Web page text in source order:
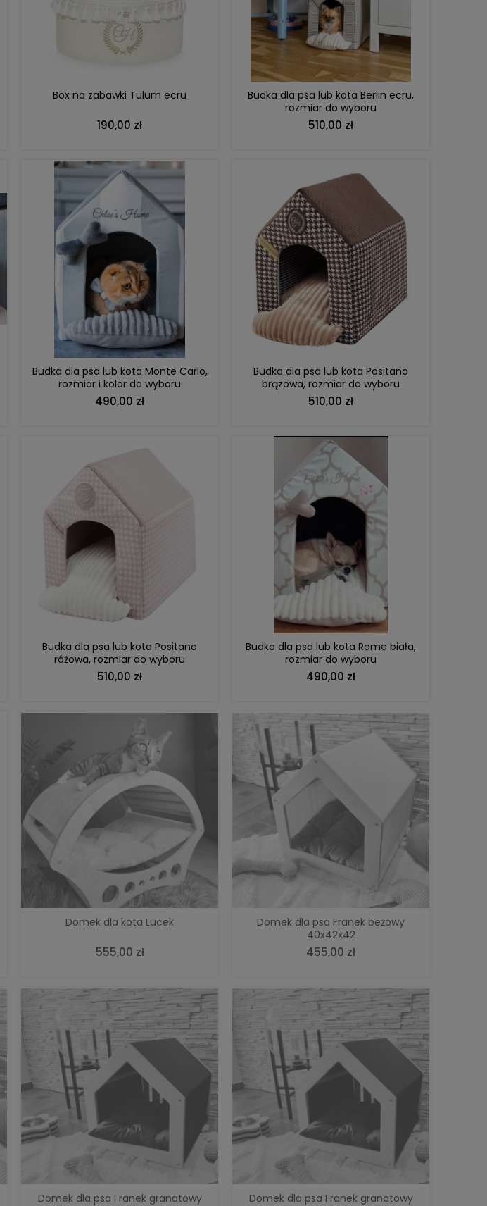
Zestaw prezentowy dla bliźniaczek –
309,00 zł
Cena regularna: 329,00 zł
Lalka Metoo personalizowana Jelonek
niebieski
121,00 zł
Cena regularna: 139,99 zł
Najniższa cena: 120,00 zł
Box na zabawki Tulum ecru
190,00 zł
DO KOSZYKA
Budka dla psa lub kota Berlin ecru,
rozmiar do wyboru
510,00 zł
DO KOSZYKA
Budka dla psa lub kota Monte Carlo,
rozmiar i kolor do wyboru
490,00 zł
DO KOSZYKA
Budka dla psa lub kota Positano
brązowa, rozmiar do wyboru
510,00 zł
DO KOSZYKA
Budka dla psa lub kota Positano
różowa, rozmiar do wyboru
510,00 zł
Budka dla psa lub kota Rome biała,
rozmiar do wyboru
490,00 zł
DO KOSZYKA
Domek dla kota Lucek
555,00 zł
Domek dla psa Franek beżowy
40x42x42
455,00 zł
Domek dla psa Franek granatowy
Domek dla psa Franek granatowy